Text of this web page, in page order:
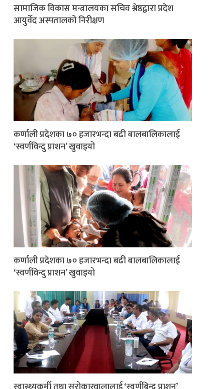
सामाजिक विकास मन्त्रालयका सचिव श्रेष्ठद्वारा प्रदेश
आयुर्वेद अस्पतालको निरीक्षण
कर्णाली प्रदेशका ७० हजारभन्दा बढी बालबालिकालाई
‘स्वर्णविन्दु प्राशन’ खुवाइयो
कर्णाली प्रदेशका ७० हजारभन्दा बढी बालबालिकालाई
‘स्वर्णविन्दु प्राशन’ खुवाइयो